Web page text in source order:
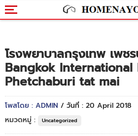
โรงพยาบาลกรุงเทพ เพช
Bangkok International
Phetchaburi tat mai
โพสโดย : ADMIN / วันที่ : 20 April 2018
หมวดหมู่ :
Uncategorized